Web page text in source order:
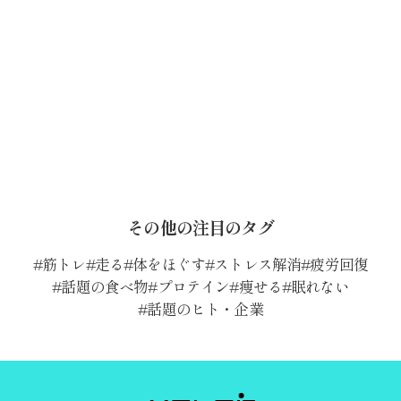
その他の注目のタグ
筋トレ 走る 体をほぐす ストレス解消 疲労回復
話題の食べ物 プロテイン 痩せる 眠れない
話題のヒト・企業